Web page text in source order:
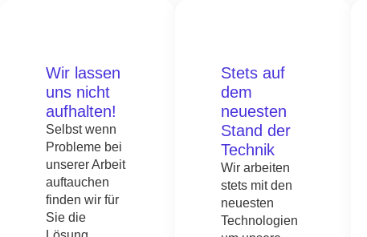
Wir lassen
uns nicht
aufhalten!
Selbst wenn
Probleme bei
unserer Arbeit
auftauchen
finden wir für
Sie die
Stets auf
dem
neuesten
Stand der
Technik
Wir arbeiten
stets mit den
neuesten
Technologien